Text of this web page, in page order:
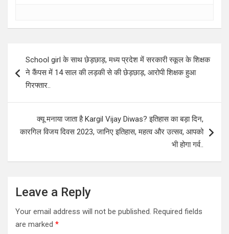
navigation
School girl के साथ छेड़छाड़, मध्य प्रदेश में सरकारी स्कूल के शिक्षक
ने कैंपस में 14 साल की लड़की से की छेड़छाड़, आरोपी शिक्षक हुआ
गिरफ्तार..
क्यू मनाया जाता है Kargil Vijay Diwas? इतिहास का बड़ा दिन,
कारगिल विजय दिवस 2023, जानिए इतिहास, महत्व और उत्सव, आपको
भी होगा गर्व..
Leave a Reply
Your email address will not be published. Required fields
are marked *